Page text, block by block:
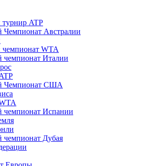
ATP
Австралии
WTA
Италии
Чемпионат США
чемпионат Испании
Дубая